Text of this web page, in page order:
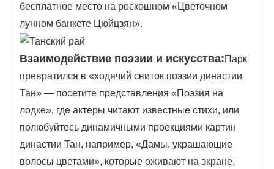
бесплатное место на роскошном «Цветочном
лунном банкете Цюйцзян».
Взаимодействие поэзии и искусства:Парк
превратился в «ходячий свиток поэзии династии
Тан» — посетите представления «Поэзия на
лодке», где актеры читают известные стихи, или
полюбуйтесь динамичными проекциями картин
династии Тан, например, «Дамы, украшающие
волосы цветами», которые оживают на экране.